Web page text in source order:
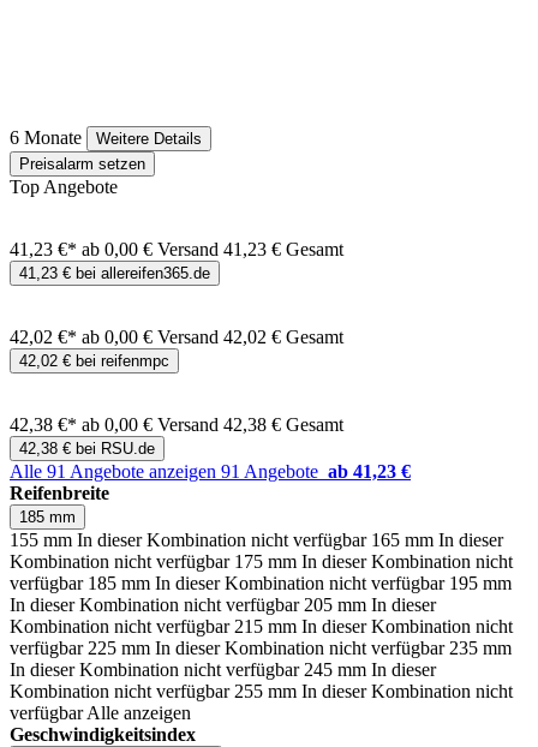
6 Monate
Weitere Details
Preisalarm setzen
Top Angebote
41,23 €* ab 0,00 € Versand 41,23 € Gesamt
41,23 € bei allereifen365.de
42,02 €* ab 0,00 € Versand 42,02 € Gesamt
42,02 € bei reifenmpc
42,38 €* ab 0,00 € Versand 42,38 € Gesamt
42,38 € bei RSU.de
Alle 91 Angebote anzeigen 91 Angebote ab 41,23 €
Reifenbreite
185 mm
155 mm In dieser Kombination nicht verfügbar 165 mm In dieser
Kombination nicht verfügbar 175 mm In dieser Kombination nicht
verfügbar 185 mm In dieser Kombination nicht verfügbar 195 mm
In dieser Kombination nicht verfügbar 205 mm In dieser
Kombination nicht verfügbar 215 mm In dieser Kombination nicht
verfügbar 225 mm In dieser Kombination nicht verfügbar 235 mm
In dieser Kombination nicht verfügbar 245 mm In dieser
Kombination nicht verfügbar 255 mm In dieser Kombination nicht
verfügbar Alle anzeigen
Geschwindigkeitsindex